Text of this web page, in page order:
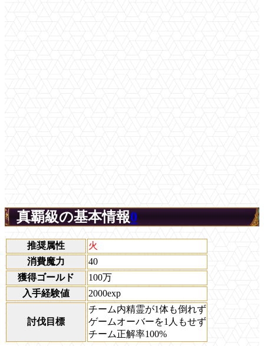
真覇級の基本情報0
推奨属性
火
消費魔力
40
獲得ゴールド
100万
入手経験値
2000exp
討伐目標
チーム内精霊が1体も倒れず
ゲームオーバーを1人もせず
チーム正解率100%